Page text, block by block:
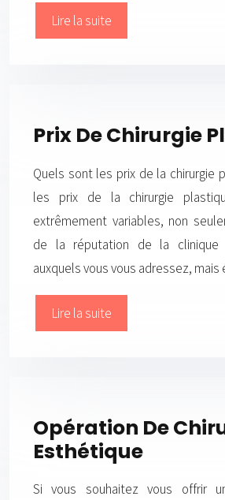
Lire la suite
Prix De Chirurgie
Quels sont les prix de la chirurgie
les prix de la chirurgie
extrêmement variables, non
de la réputation de la clinique
auxquels vous vous adressez,
Lire la suite
Opération De
Esthétique
Si vous souhaitez vous offrir